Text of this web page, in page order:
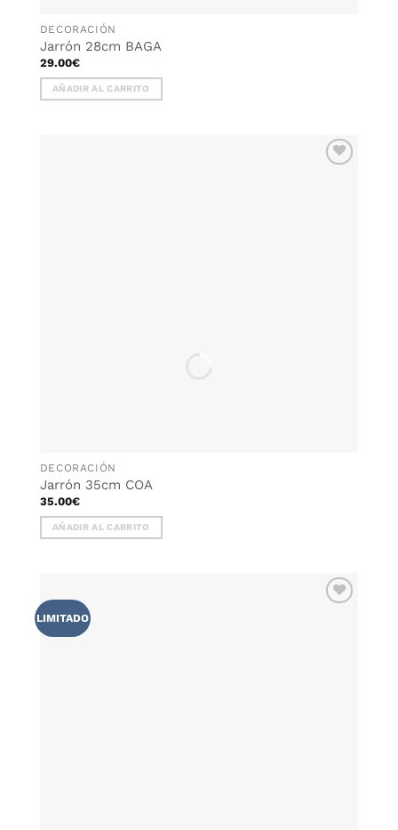
DECORACIÓN
Jarrón 28cm BAGA
29.00€
AÑADIR AL CARRITO
DECORACIÓN
Jarrón 35cm COA
35.00€
AÑADIR AL CARRITO
LIMITADO